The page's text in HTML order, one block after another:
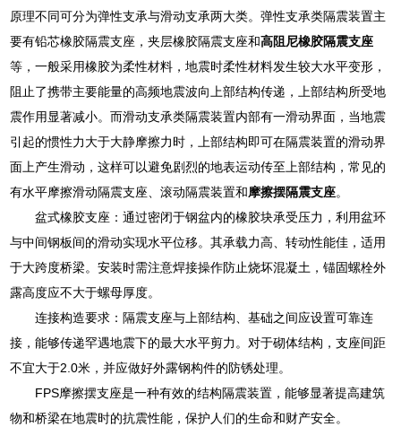
原理不同可分为弹性支承与滑动支承两大类。弹性支承类隔震装置主
要有铅芯橡胶隔震支座，夹层橡胶隔震支座和高阻尼橡胶隔震支座
等，一般采用橡胶为柔性材料，地震时柔性材料发生较大水平变形，
阻止了携带主要能量的高频地震波向上部结构传递，上部结构所受地
震作用显著减小。而滑动支承类隔震装置内部有一滑动界面，当地震
引起的惯性力大于大静摩擦力时，上部结构即可在隔震装置的滑动界
面上产生滑动，这样可以避免剧烈的地表运动传至上部结构，常见的
有水平摩擦滑动隔震支座、滚动隔震装置和摩擦摆隔震支座。
盆式橡胶支座：通过密闭于钢盆内的橡胶块承受压力，利用盆环
与中间钢板间的滑动实现水平位移。其承载力高、转动性能佳，适用
于大跨度桥梁。安装时需注意焊接操作防止烧坏混凝土，锚固螺栓外
露高度应不大于螺母厚度。
连接构造要求：隔震支座与上部结构、基础之间应设置可靠连
接，能够传递罕遇地震下的最大水平剪力。对于砌体结构，支座间距
不宜大于2.0米，并应做好外露钢构件的防锈处理。
FPS摩擦摆支座是一种有效的结构隔震装置，能够显著提高建筑
物和桥梁在地震时的抗震性能，保护人们的生命和财产安全。